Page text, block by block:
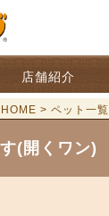
店舗紹介
> ペット一覧
(開くワン)